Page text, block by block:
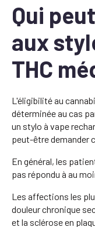
Qui
aux
THC
L'éligibilité au
déterminée au cas
un stylo à vape
peut-être demander
En général, les
pas répondu à au
Les affections les
douleur chronique
et la sclérose en